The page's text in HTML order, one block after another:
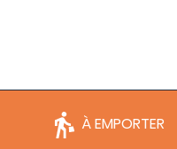
À EMPORTER